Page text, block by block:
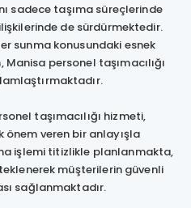
sadece taşıma süreçlerinde
de sürdürmektedir.
sunma konusundaki esnek
personel taşımacılığı
taşımacılığı hizmeti,
veren bir anlayışla
işlemi titizlikle planlanmakta,
müşterilerin güvenli
sağlanmaktadır.